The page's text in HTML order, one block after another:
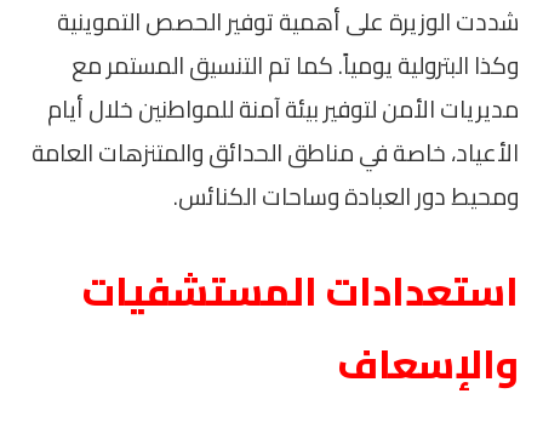
شددت الوزيرة على أهمية توفير الحصص التموينية
وكذا البترولية يومياً. كما تم التنسيق المستمر مع
مديريات الأمن لتوفير بيئة آمنة للمواطنين خلال أيام
الأعياد، خاصة في مناطق الحدائق والمتنزهات العامة
ومحيط دور العبادة وساحات الكنائس.
استعدادات المستشفيات
والإسعاف